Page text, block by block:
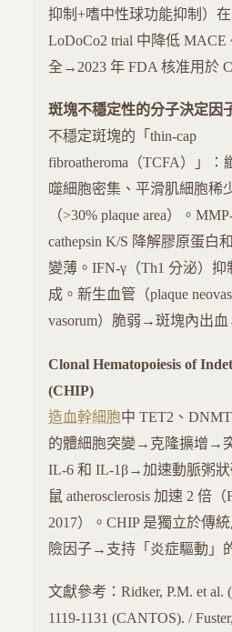
抑制+嗜中性球功能抑制）
LoDoCo2 trial 中降低
全→2023 年 FDA 核准用於
斑塊不穩定性的分子決定因
不穩定斑塊的「thin-cap
fibroatheroma（TCFA）」：
噬細胞密集、平滑肌細胞稀
（>30% plaque area）。
cathepsin K/S 降解膠原蛋白
變薄。IFN-γ（Th1 分泌）
成。新生血管（plaque
vasorum）脆弱→斑塊內出
Clonal Hematopoiesis of
(CHIP)
造血幹細胞中 TET2、
的體細胞突變→克隆擴增→
IL-6 和 IL-1β→加速動脈粥
鼠 atherosclerosis 加速 2 倍（
2017）。CHIP 是獨立於傳
險因子→支持「炎症驅動」
文獻參考：Ridker, P.M. et al.
1119-1131 (CANTOS). /